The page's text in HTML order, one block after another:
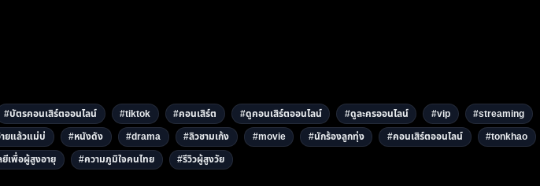
#บัตรคอนเสิร์ตออนไลน์ #tiktok #คอนเสิร์ต #ดูคอนเสิร์ตออนไลน์ #ดูละครออนไลน์ #vip
#streaming
ยแล้วแม่บ่ #หนังดัง #drama #ลิวชามเก้ง #movie #นักร้องลูกทุ่ง #คอนเสิร์ตออนไลน์
#tonkhao
ยีเพื่อผู้สูงอายุ #ความภูมิใจคนไทย #รีวิวผู้สูงวัย